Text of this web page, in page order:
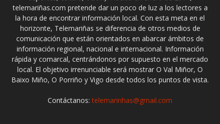
telemariñas.com pretende dar un poco de luz a los lectores a
la hora de encontrar información local. Con esta meta en el
horizonte, Telemariñas se diferencia de otros medios de
comunicación que están orientados en abarcar ámbitos de
información regional, nacional e internacional. Información
rápida y comarcal, centrándonos por supuesto en el mercado
local. El objetivo irrenunciable será mostrar O Val Miñor, O
Baixo Miño, O Porriño y Vigo desde todos los puntos de vista.
Contáctanos:telemarinhas@gmail.com